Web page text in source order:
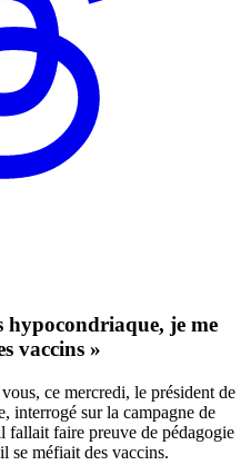
hypocondriaque, je me
vaccins »
ce mercredi, le président de
interrogé sur la campagne de
fallait faire preuve de pédagogie
se méfiait des vaccins.